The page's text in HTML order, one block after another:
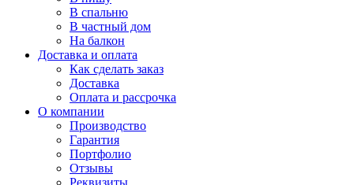
В спальню
В частный дом
На балкон
Доставка и оплата
Как сделать заказ
Доставка
Оплата и рассрочка
О компании
Производство
Гарантия
Портфолио
Отзывы
Реквизиты